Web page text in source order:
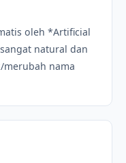
oleh *Artificial
natural dan
merubah nama